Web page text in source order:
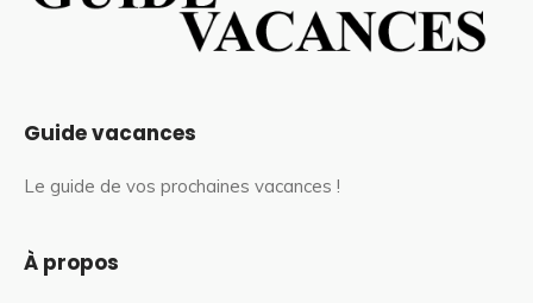
Guide vacances
Le guide de vos prochaines vacances !
À propos